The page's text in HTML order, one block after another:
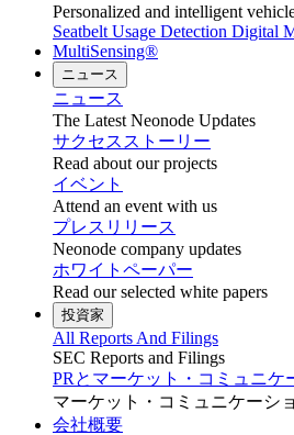
Personalized and intelligent
Seatbelt Usage Detection Digital
MultiSensing®
ニュース
ニュース
The Latest Neonode Updates
サクセスストーリー
Read about our projects
イベント
Attend an event with us
プレスリリース
Neonode company updates
ホワイトペーパー
Read our selected white papers
投資家
All Reports And Filings
SEC Reports and Filings
PRとマーケット・コミュニケ
マーケット・コミュニケーシ
会社概要